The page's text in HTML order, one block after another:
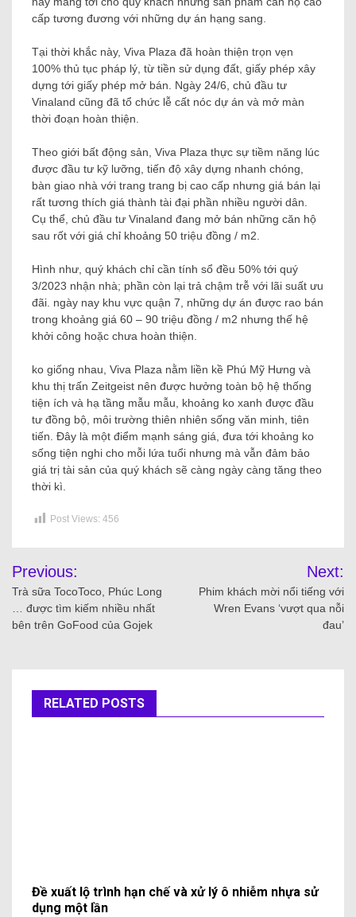
cấp tương đương với những dự án hạng sang.
Tại thời khắc này, Viva Plaza đã hoàn thiện trọn vẹn
100% thủ tục pháp lý, từ tiền sử dụng đất, giấy phép xây
dựng tới giấy phép mở bán. Ngày 24/6, chủ đầu tư
Vinaland cũng đã tổ chức lễ cất nóc dự án và mở màn
thời đoạn hoàn thiện.
Theo giới bất động sản, Viva Plaza thực sự tiềm năng lúc
được đầu tư kỹ lưỡng, tiến độ xây dựng nhanh chóng,
bàn giao nhà với trang trang bị cao cấp nhưng giá bán lại
rất tương thích giá thành tài đại phần nhiều người dân.
Cụ thể, chủ đầu tư Vinaland đang mở bán những căn hộ
sau rốt với giá chỉ khoảng 50 triệu đồng / m2.
Hình như, quý khách chỉ cần tính sổ đều 50% tới quý
3/2023 nhận nhà; phần còn lại trả chậm trễ với lãi suất ưu
đãi. ngày nay khu vực quận 7, những dự án được rao bán
trong khoảng giá 60 – 90 triệu đồng / m2 nhưng thế hệ
khởi công hoặc chưa hoàn thiện.
ko giống nhau, Viva Plaza nằm liền kề Phú Mỹ Hưng và
khu thị trấn Zeitgeist nên được hưởng toàn bộ hệ thống
tiện ích và hạ tầng mẫu mẫu, khoảng ko xanh được đầu
tư đồng bộ, môi trường thiên nhiên sống văn minh, tiên
tiến. Đây là một điểm mạnh sáng giá, đưa tới khoảng ko
sống tiện nghi cho mỗi lứa tuổi nhưng mà vẫn đảm bảo
giá trị tài sản của quý khách sẽ càng ngày càng tăng theo
thời kì.
Post Views: 456
Previous:
Trà sữa TocoToco, Phúc Long
… được tìm kiếm nhiều nhất
bên trên GoFood của Gojek
Next:
Phim khách mời nổi tiếng với
Wren Evans ‘vượt qua nỗi
đau’
RELATED POSTS
Đề xuất lộ trình hạn chế và xử lý ô nhiễm nhựa sử
dụng một lần